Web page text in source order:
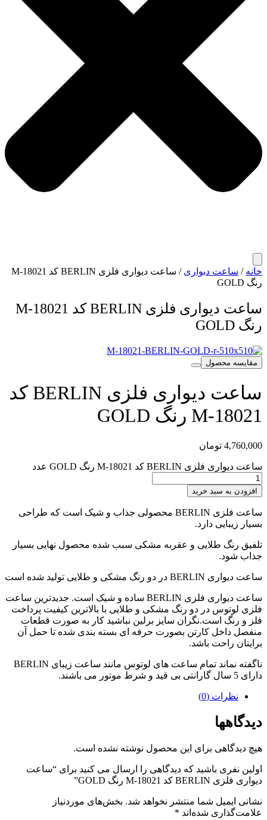
خانه / ساعت دیواری
/ ساعت دیواری فلزی BERLIN کد M-18021
رنگ GOLD
ساعت دیواری فلزی BERLIN کد M-18021
رنگ GOLD
مقایسه محصول
ساعت دیواری فلزی BERLIN کد
M-18021 رنگ GOLD
4,760,000 تومان
ساعت دیواری فلزی BERLIN کد M-18021 رنگ GOLD عدد
افزودن به سبد خرید
ساعت فلزی BERLIN محصولی جذاب و شیک است که طراحی
بسیار زیبایی دارد.
تلفیق رنگ طلایی و عقربه مشکی سبب شده محصول نهایی بسیار
جذاب شود.
ساعت دیواری BERLIN در دو رنگ مشکی و طلایی تولید شده است
ساعت دیواری فلزی BERLIN ساده و شیک است. جدیدترین ساعت
فلزی لوتوس در دو رنگ مشکی و طلایی با بالاترین کیفیت پرداخت
فلز و رنگ است.نگران سایز برلین نباشید کار به صورت قطعات
منفصل داخل کارتن بصورت حرفه ای بسته بندی شده تا حمل آن
برایتان راحت باشد.
ناگفته نماند تمام ساعت های لوتوس مانند ساعت زیبای BERLIN
دارای 5 سال گارانتی بی قید و شرط موتور می باشند.
نظرات (0)
دیدگاهها
هیچ دیدگاهی برای این محصول نوشته نشده است.
اولین نفری باشید که دیدگاهی را ارسال می کنید برای “ساعت
دیواری فلزی BERLIN کد M-18021 رنگ GOLD”
نشانی ایمیل شما منتشر نخواهد شد. بخش‌های موردنیاز
علامت‌گذاری شده‌اند *